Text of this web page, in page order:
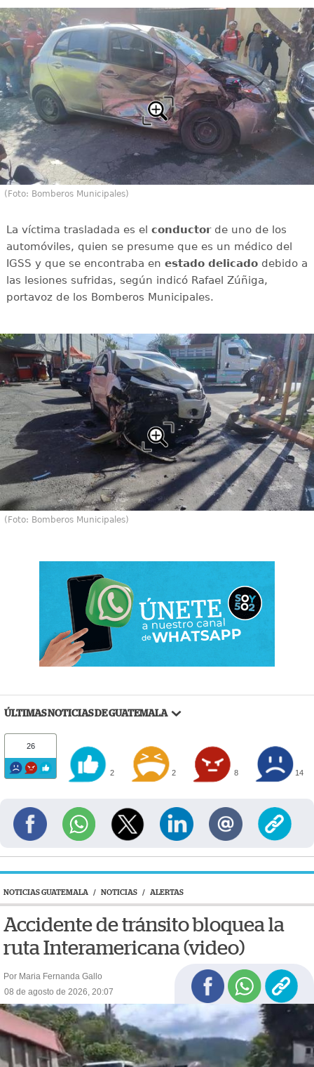
(Foto: Bomberos Municipales)
La víctima trasladada es el conductorde uno de los
automóviles, quien se presume que es un médico del
IGSS y que se encontraba en estado delicadodebido a
las lesiones sufridas, según indicó Rafael Zúñiga,
portavoz de los Bomberos Municipales.
(Foto: Bomberos Municipales)
ÚLTIMAS NOTICIAS DE GUATEMALA
26
2 2 8 14
NOTICIAS GUATEMALA / NOTICIAS / ALERTAS
Accidente de tránsito bloquea la
ruta Interamericana (video)
Por Maria Fernanda Gallo
08 de agosto de 2026, 20:07